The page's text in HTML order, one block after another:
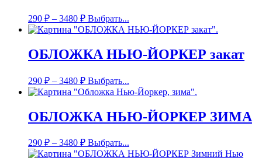
290 ₽ – 3480 ₽ Выбрать...
ОБЛОЖКА НЬЮ-ЙОРКЕР закат
290 ₽ – 3480 ₽ Выбрать...
ОБЛОЖКА НЬЮ-ЙОРКЕР ЗИМА
290 ₽ – 3480 ₽ Выбрать...